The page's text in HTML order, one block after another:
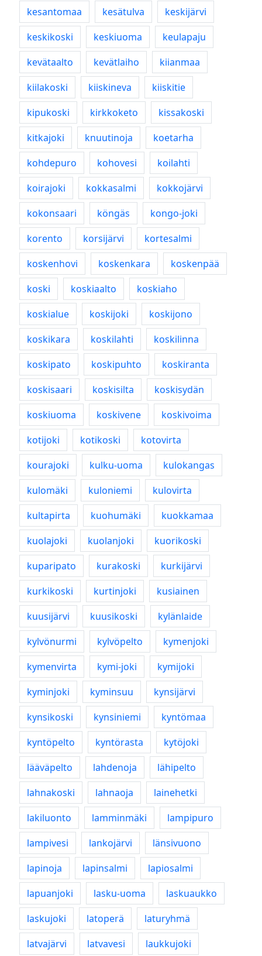
kesantomaa
kesätulva
keskijärvi
keskikoski
keskiuoma
keulapaju
kevätaalto
kevätlaiho
kiianmaa
kiilakoski
kiiskineva
kiiskitie
kipukoski
kirkkoketo
kissakoski
kitkajoki
knuutinoja
koetarha
kohdepuro
kohovesi
koilahti
koirajoki
kokkasalmi
kokkojärvi
kokonsaari
köngäs
kongo-joki
korento
korsijärvi
kortesalmi
koskenhovi
koskenkara
koskenpää
koski
koskiaalto
koskiaho
koskialue
koskijoki
koskijono
koskikara
koskilahti
koskilinna
koskipato
koskipuhto
koskiranta
koskisaari
koskisilta
koskisydän
koskiuoma
koskivene
koskivoima
kotijoki
kotikoski
kotovirta
kourajoki
kulku-uoma
kulokangas
kulomäki
kuloniemi
kulovirta
kultapirta
kuohumäki
kuokkamaa
kuolajoki
kuolanjoki
kuorikoski
kuparipato
kurakoski
kurkijärvi
kurkikoski
kurtinjoki
kusiainen
kuusijärvi
kuusikoski
kylänlaide
kylvönurmi
kylvöpelto
kymenjoki
kymenvirta
kymi-joki
kymijoki
kyminjoki
kyminsuu
kynsijärvi
kynsikoski
kynsiniemi
kyntömaa
kyntöpelto
kyntörasta
kytöjoki
lääväpelto
lahdenoja
lähipelto
lahnakoski
lahnaoja
lainehetki
lakiluonto
lamminmäki
lampipuro
lampivesi
lankojärvi
länsivuono
lapinoja
lapinsalmi
lapiosalmi
lapuanjoki
lasku-uoma
laskuaukko
laskujoki
latoperä
laturyhmä
latvajärvi
latvavesi
laukkujoki